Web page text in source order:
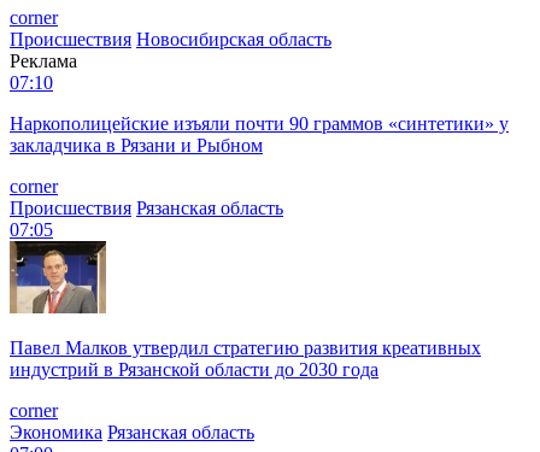
corner
Происшествия Новосибирская область
Реклама
07:10
Наркополицейские изъяли почти 90 граммов «синтетики» у
закладчика в Рязани и Рыбном
corner
Происшествия Рязанская область
07:05
Павел Малков утвердил стратегию развития креативных
индустрий в Рязанской области до 2030 года
corner
Экономика Рязанская область